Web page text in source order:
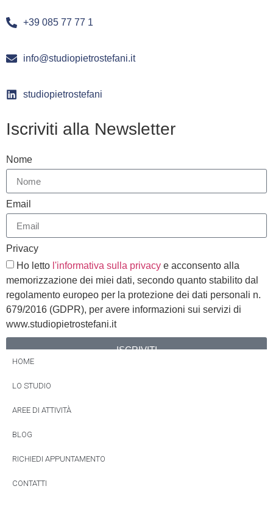
+39 085 77 77 1
info@studiopietrostefani.it
studiopietrostefani
Iscriviti alla Newsletter
Nome
Email
Privacy
Ho letto l'informativa sulla privacy e acconsento alla
memorizzazione dei miei dati, secondo quanto stabilito dal
regolamento europeo per la protezione dei dati personali n.
679/2016 (GDPR), per avere informazioni sui servizi di
www.studiopietrostefani.it
ISCRIVITI
HOME
LO STUDIO
AREE DI ATTIVITÀ
BLOG
RICHIEDI APPUNTAMENTO
CONTATTI